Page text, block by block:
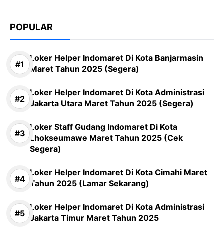
POPULAR
Loker Helper Indomaret Di Kota Banjarmasin
Maret Tahun 2025 (Segera)
Loker Helper Indomaret Di Kota Administrasi
Jakarta Utara Maret Tahun 2025 (Segera)
Loker Staff Gudang Indomaret Di Kota
Lhokseumawe Maret Tahun 2025 (Cek
Segera)
Loker Helper Indomaret Di Kota Cimahi Maret
Tahun 2025 (Lamar Sekarang)
Loker Helper Indomaret Di Kota Administrasi
Jakarta Timur Maret Tahun 2025